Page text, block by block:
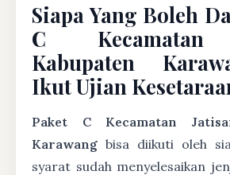
Siapa Yang Boleh
C Kecamatan
Kabupaten
Ikut Ujian
Paket C Kecamatan
Karawang bisa diikuti oleh
syarat sudah menyelesaikan